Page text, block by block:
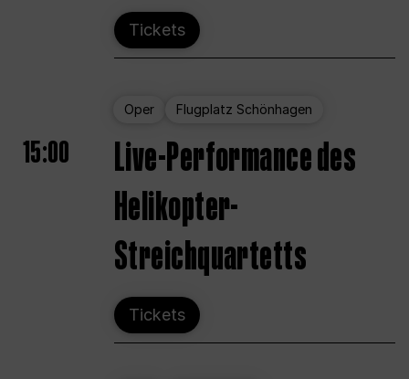
Tickets
Oper Flugplatz Schönhagen
15:00
Live-Performance des
Helikopter-
Streichquartetts
Tickets